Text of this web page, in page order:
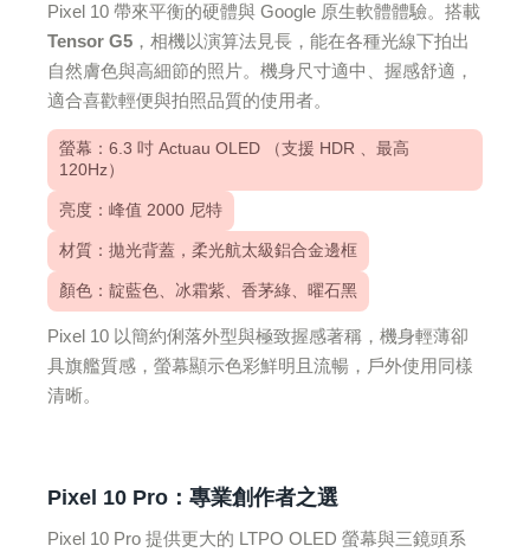
Pixel 10 帶來平衡的硬體與 Google 原生軟體體驗。搭載
Tensor G5 ，相機以演算法見長，能在各種光線下拍出
自然膚色與高細節的照片。機身尺寸適中、握感舒適，
適合喜歡輕便與拍照品質的使用者。
螢幕：6.3 吋 Actuau OLED （支援 HDR 、最高
120Hz）
亮度：峰值 2000 尼特
材質：拋光背蓋，柔光航太級鋁合金邊框
顏色：靛藍色、冰霜紫、香茅綠、曜石黑
Pixel 10 以簡約俐落外型與極致握感著稱，機身輕薄卻
具旗艦質感，螢幕顯示色彩鮮明且流暢，戶外使用同樣
清晰。
Pixel 10 Pro：專業創作者之選
Pixel 10 Pro 提供更大的 LTPO OLED 螢幕與三鏡頭系